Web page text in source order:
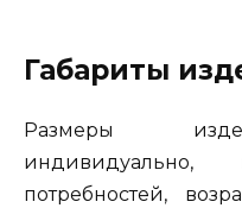
Габариты
Размеры
потребностей,